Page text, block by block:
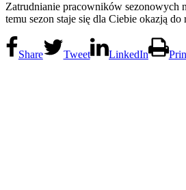
Zatrudnianie pracowników sezonowych
temu sezon staje się dla Ciebie okazją
Share Tweet LinkedIn